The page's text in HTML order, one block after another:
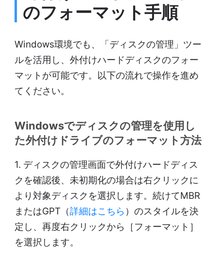
のフォーマット手順
Windows環境でも、「ディスクの管理」ツー
ルを活用し、外付けハードディスクのフォー
マットが可能です。以下の流れで操作を進め
てください。
Windowsでディスクの管理を使用し
た外付けドライブのフォーマット方法
1. ディスクの管理画面で外付けハードディス
クを確認後、未初期化の場合は右クリックに
より対象ディスクを選択します。続けてMBR
またはGPT（詳細はこちら ）のスタイルを決
定し、再度右クリックから［フォーマット］
を選択します。